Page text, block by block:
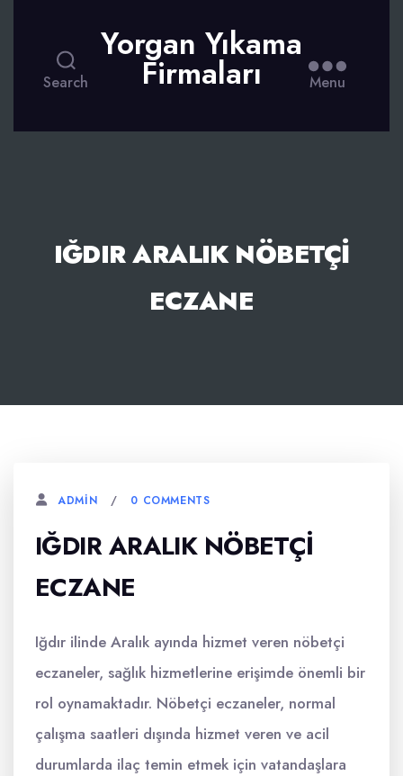
Search
Yorgan Yıkama
Firmaları Menu
IĞDIR ARALIK NÖBETÇI
ECZANE
ADMIN 0 COMMENTS
IĞDIR ARALIK NÖBETÇI
ECZANE
Iğdır ilinde Aralık ayında hizmet veren nöbetçi
eczaneler, sağlık hizmetlerine erişimde önemli bir
rol oynamaktadır. Nöbetçi eczaneler, normal
çalışma saatleri dışında hizmet veren ve acil
durumlarda ilaç temin etmek için vatandaşlara